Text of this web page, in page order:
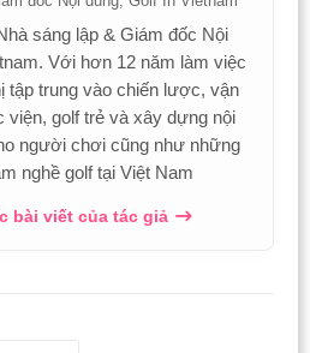
sáng lập & Giám đốc Nội
Với hơn 12 năm làm việc
tập trung vào chiến lược, vận
viện, golf trẻ và xây dựng nội
người chơi cũng như những
nghề golf tại Việt Nam
bài viết của tác giả